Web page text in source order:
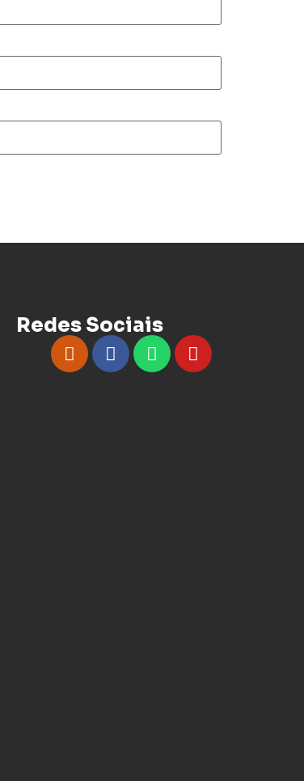
Redes Sociais